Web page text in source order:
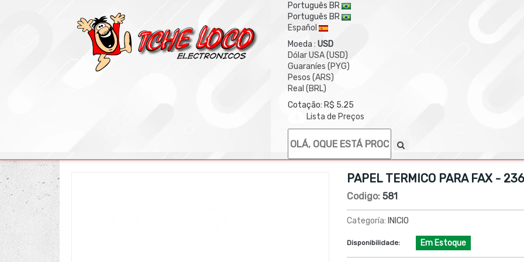
Português BR
Português BR
Español
Moeda : USD
Dólar USA (USD)
Guaraníes (PYG)
Pesos (ARS)
Real (BRL)
Cotação: R$ 5.25
Lista de Preços
PAPEL TERMICO PARA FAX -
Codigo: 581
Categoría: INICIO
Disponibilidade: Em Estoque